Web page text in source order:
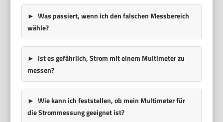
Was passiert, wenn ich den falschen Messbereich
wähle?
Ist es gefährlich, Strom mit einem Multimeter zu
messen?
Wie kann ich feststellen, ob mein Multimeter für
die Strommessung geeignet ist?